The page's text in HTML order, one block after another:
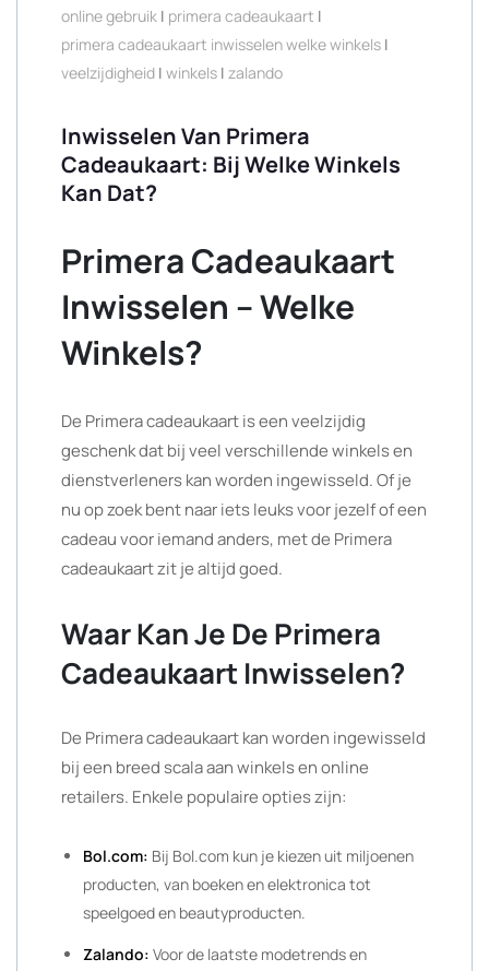
online gebruik | primera cadeaukaart |
primera cadeaukaart inwisselen welke winkels |
veelzijdigheid | winkels | zalando
Inwisselen Van Primera
Cadeaukaart: Bij Welke Winkels
Kan Dat?
Primera Cadeaukaart
Inwisselen – Welke
Winkels?
De Primera cadeaukaart is een veelzijdig
geschenk dat bij veel verschillende winkels en
dienstverleners kan worden ingewisseld. Of je
nu op zoek bent naar iets leuks voor jezelf of een
cadeau voor iemand anders, met de Primera
cadeaukaart zit je altijd goed.
Waar Kan Je De Primera
Cadeaukaart Inwisselen?
De Primera cadeaukaart kan worden ingewisseld
bij een breed scala aan winkels en online
retailers. Enkele populaire opties zijn:
Bol.com: Bij Bol.com kun je kiezen uit miljoenen
producten, van boeken en elektronica tot
speelgoed en beautyproducten.
Zalando: Voor de laatste modetrends en